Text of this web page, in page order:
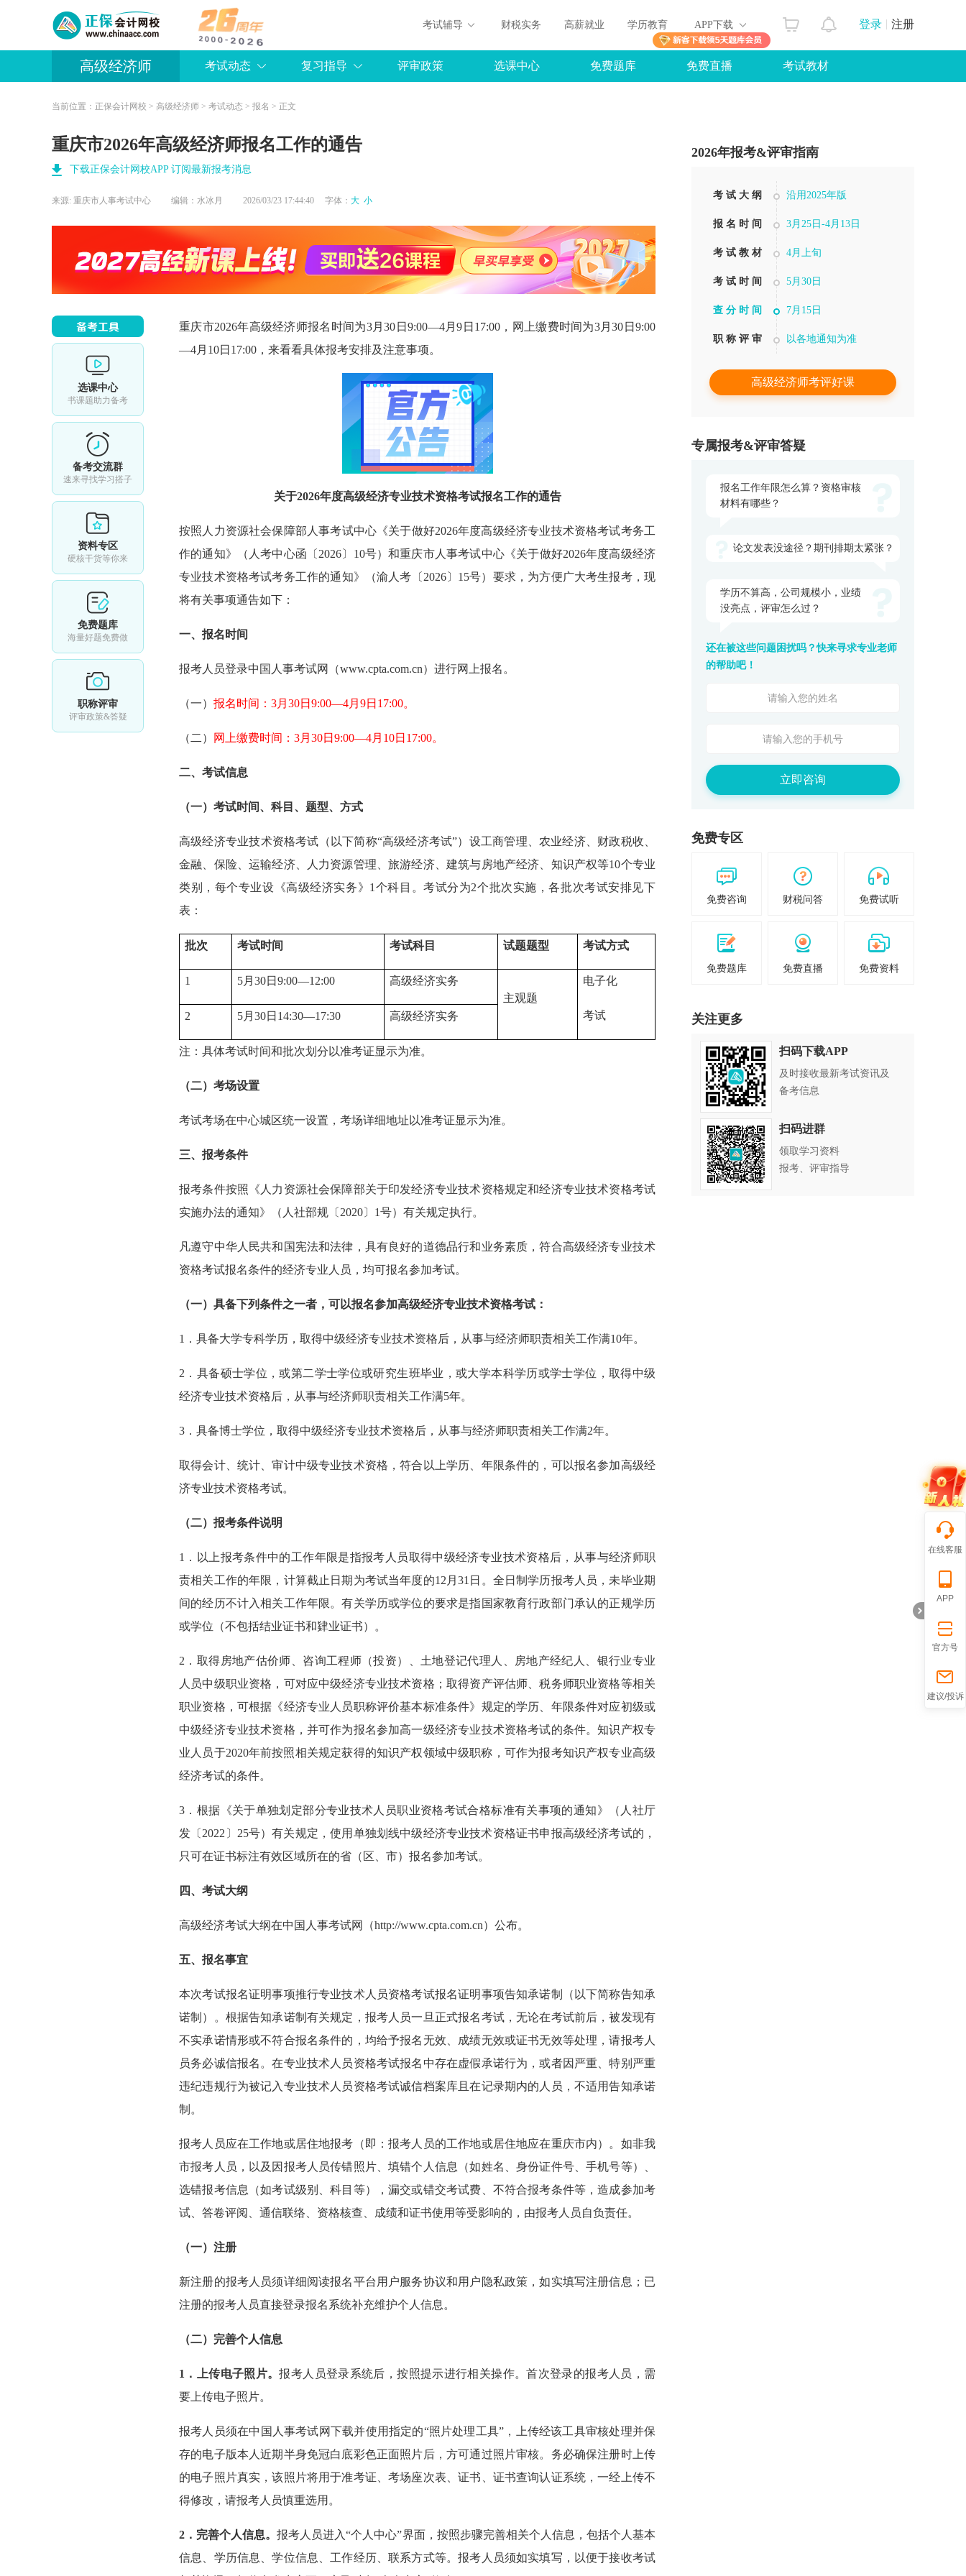
登录 注册
考试辅导 财税实务 高薪就业 学历教育 APP下载
高级经济师 考试动态 复习指导 评审政策 选课中心 免费题库 免费直播 考试教材
当前位置： 正保会计网校 > 高级经济师 > 考试动态 > 报名 > 正文
重庆市2026年高级经济师报名工作的通告
下载正保会计网校APP 订阅最新报考消息
来源: 重庆市人事考试中心 编辑：水冰月 2026/03/23 17:44:40 字体： 大 小
选课中心
书课题助力备考
备考交流群
速来寻找学习搭子
资料专区
硬核干货等你来
免费题库
海量好题免费做
职称评审
评审政策&答疑
重庆市2026年高级经济师报名 时间为3月30日9:00—4月9日17:00，网上缴费时间为3月30日9:00
—4月10日17:00，来看看具体报考安排及注意事项。
关于2026年度高级经济专业技术资格考试报名工作的通告
按照人力资源社会保障部人事考试中心《关于做好2026年度高级经济专业技术资格考试考务工
作的通知》（人考中心函〔2026〕10号）和重庆市人事考试中心《关于做好2026年度高级经济
专业技术资格考试考务工作的通知》（渝人考〔2026〕15号）要求，为方便广大考生报考，现
将有关事项通告如下：
一、报名时间
报考人员登录中国人事考试网（www.cpta.com.cn）进行网上报名。
（一） 报名时间：3月30日9:00—4月9日17:00。
（二） 网上缴费时间：3月30日9:00—4月10日17:00。
二、考试信息
（一）考试时间、科目、题型、方式
高级经济专业技术资格考试（以下简称“高级经济考试”）设工商管理、农业经济、财政税收、
金融、保险、运输经济、人力资源管理、旅游经济、建筑与房地产经济、知识产权等10个专业
类别，每个专业设《高级经济实务》1个科目。考试分为2个批次实施，各批次考试安排见下
表：
批次 考试时间 考试科目 试题题型 考试方式
1 5月30日9:00—12:00
高级经济实务
主观题
电子化
考试
2 5月30日14:30—17:30 高级经济实务
注：具体考试时间和批次划分以准考证显示为准。
（二）考场设置
考试考场在中心城区统一设置，考场详细地址以准考证显示为准。
三、报考条件
报考条件按照《人力资源社会保障部关于印发经济专业技术资格规定和经济专业技术资格考试
实施办法的通知》（人社部规〔2020〕1号）有关规定执行。
凡遵守中华人民共和国宪法和法律，具有良好的道德品行和业务素质，符合高级经济专业技术
资格考试报名条件的经济专业人员，均可报名参加考试。
（一）具备下列条件之一者，可以报名参加高级经济专业技术资格考试：
1．具备大学专科学历，取得中级经济专业技术资格后，从事与经济师职责相关工作满10年。
2．具备硕士学位，或第二学士学位或研究生班毕业，或大学本科学历或学士学位，取得中级
经济专业技术资格后，从事与经济师职责相关工作满5年。
3．具备博士学位，取得中级经济专业技术资格后，从事与经济师职责相关工作满2年。
取得会计、统计、审计中级专业技术资格，符合以上学历、年限条件的，可以报名参加高级经
济专业技术资格考试。
（二）报考条件说明
1．以上报考条件中的工作年限是指报考人员取得中级经济专业技术资格后，从事与经济师职
责相关工作的年限，计算截止日期为考试当年度的12月31日。全日制学历报考人员，未毕业期
间的经历不计入相关工作年限。有关学历或学位的要求是指国家教育行政部门承认的正规学历
或学位（不包括结业证书和肄业证书）。
2．取得房地产估价师、咨询工程师（投资）、土地登记代理人、房地产经纪人、银行业专业
人员中级职业资格，可对应中级经济专业技术资格；取得资产评估师、税务师职业资格等相关
职业资格，可根据《经济专业人员职称评价基本标准条件》规定的学历、年限条件对应初级或
中级经济专业技术资格，并可作为报名参加高一级经济专业技术资格考试的条件。知识产权专
业人员于2020年前按照相关规定获得的知识产权领域中级职称，可作为报考知识产权专业高级
经济考试的条件。
3．根据《关于单独划定部分专业技术人员职业资格考试合格标准有关事项的通知》（人社厅
发〔2022〕25号）有关规定，使用单独划线中级经济专业技术资格证书申报高级经济考试的，
只可在证书标注有效区域所在的省（区、市）报名参加考试。
四、考试大纲
高级经济考试大纲在中国人事考试网（http://www.cpta.com.cn）公布。
五、报名事宜
本次考试报名证明事项推行专业技术人员资格考试报名证明事项告知承诺制（以下简称告知承
诺制）。根据告知承诺制有关规定，报考人员一旦正式报名考试，无论在考试前后，被发现有
不实承诺情形或不符合报名条件的，均给予报名无效、成绩无效或证书无效等处理，请报考人
员务必诚信报名。在专业技术人员资格考试报名中存在虚假承诺行为，或者因严重、特别严重
违纪违规行为被记入专业技术人员资格考试诚信档案库且在记录期内的人员，不适用告知承诺
制。
报考人员应在工作地或居住地报考（即：报考人员的工作地或居住地应在重庆市内）。如非我
市报考人员，以及因报考人员传错照片、填错个人信息（如姓名、身份证件号、手机号等）、
选错报考信息（如考试级别、科目等），漏交或错交考试费、不符合报考条件等，造成参加考
试、答卷评阅、通信联络、资格核查、成绩和证书使用等受影响的，由报考人员自负责任。
（一）注册
新注册的报考人员须详细阅读报名平台用户服务协议和用户隐私政策，如实填写注册信息；已
注册的报考人员直接登录报名系统补充维护个人信息。
（二）完善个人信息
1．上传电子照片。报考人员登录系统后，按照提示进行相关操作。首次登录的报考人员，需
要上传电子照片。
报考人员须在中国人事考试网下载并使用指定的“照片处理工具”，上传经该工具审核处理并保
存的电子版本人近期半身免冠白底彩色正面照片后，方可通过照片审核。务必确保注册时上传
的电子照片真实，该照片将用于准考证、考场座次表、证书、证书查询认证系统，一经上传不
得修改，请报考人员慎重选用。
2．完善个人信息。报考人员进入“个人中心”界面，按照步骤完善相关个人信息，包括个人基本
信息、学历信息、学位信息、工作经历、联系方式等。报考人员须如实填写，以便于接收考试
2026年报考&评审指南
考 试 大 纲 沿用2025年版
报 名 时 间 3月25日-4月13日
考 试 教 材 4月上旬
考 试 时 间 5月30日
查 分 时 间 7月15日
职 称 评 审 以各地通知为准
高级经济师考评好课
专属报考&评审答疑
报名工作年限怎么算？资格审核
材料有哪些？
论文发表没途径？期刊排期太紧张？
学历不算高，公司规模小，业绩
没亮点，评审怎么过？
还在被这些问题困扰吗？快来寻求专业老师
的帮助吧！
立即咨询
免费专区
免费咨询 财税问答 免费试听
免费题库 免费直播 免费资料
关注更多
扫码下载APP
及时接收最新考试资讯及
备考信息
扫码进群
领取学习资料
报考、评审指导
在线客服
APP
官方号
建议/投诉